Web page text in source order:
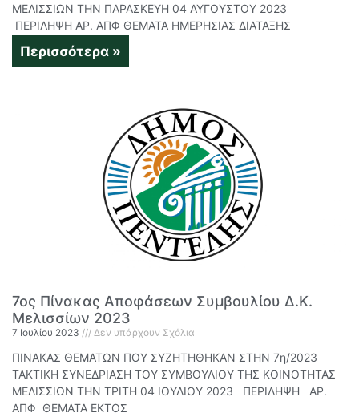
ΜΕΛΙΣΣΙΩΝ ΤΗΝ ΠΑΡΑΣΚΕΥΗ 04 ΑΥΓΟΥΣΤΟΥ 2023
ΠΕΡΙΛΗΨΗ ΑΡ. ΑΠΦ ΘΕΜΑΤΑ ΗΜΕΡΗΣΙΑΣ ΔΙΑΤΑΞΗΣ
Περισσότερα »
7ος Πίνακας Αποφάσεων Συμβουλίου Δ.Κ.
Μελισσίων 2023
7 Ιουλίου 2023 Δεν υπάρχουν Σχόλια
ΠΙΝΑΚΑΣ ΘΕΜΑΤΩΝ ΠΟΥ ΣΥΖΗΤΗΘΗΚΑΝ ΣΤΗΝ 7η/2023
ΤΑΚΤΙΚΗ ΣΥΝΕΔΡΙΑΣΗ ΤΟΥ ΣΥΜΒΟΥΛΙΟΥ ΤΗΣ ΚΟΙΝΟΤΗΤΑΣ
ΜΕΛΙΣΣΙΩΝ ΤΗΝ ΤΡΙΤΗ 04 ΙΟΥΛΙΟΥ 2023 ΠΕΡΙΛΗΨΗ ΑΡ.
ΑΠΦ ΘΕΜΑΤΑ ΕΚΤΟΣ